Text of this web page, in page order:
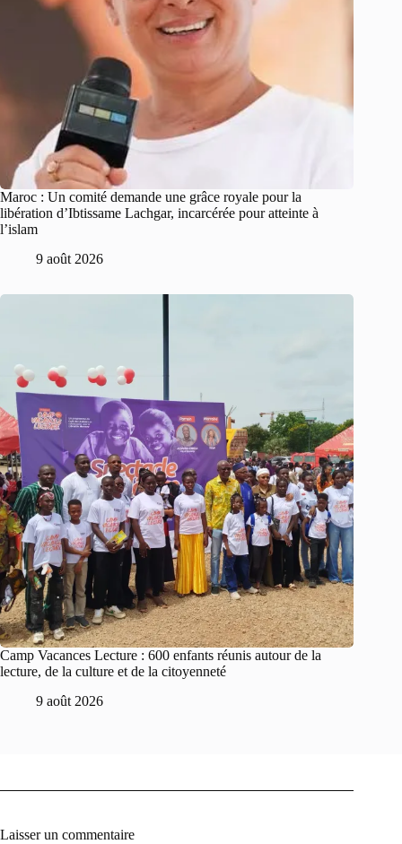
Maroc : Un comité demande une grâce royale pour la
libération d’Ibtissame Lachgar, incarcérée pour atteinte à
l’islam
9 août 2026
Camp Vacances Lecture : 600 enfants réunis autour de la
lecture, de la culture et de la citoyenneté
9 août 2026
Laisser un commentaire